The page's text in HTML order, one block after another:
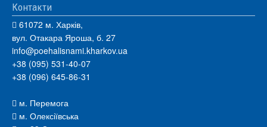
Контакти
61072 м. Харків,
вул. Отакара Яроша, б. 27
info@poehalisnami.kharkov.ua
+38 (095) 531-40-07
+38 (096) 645-86-31
м. Перемога
м. Олексіївська